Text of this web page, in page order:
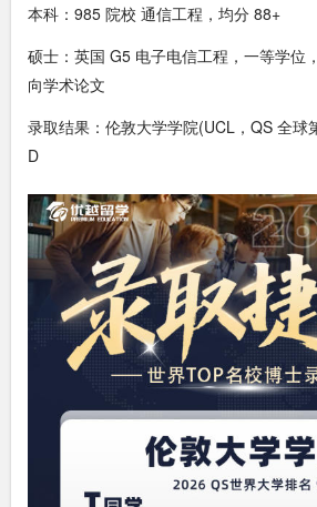
本科：985 院校 通信工程，均分 88+
硕士：英国 G5 电子电信工程，一等学位
向学术论文
录取结果：伦敦大学学院(UCL，QS 全球
D